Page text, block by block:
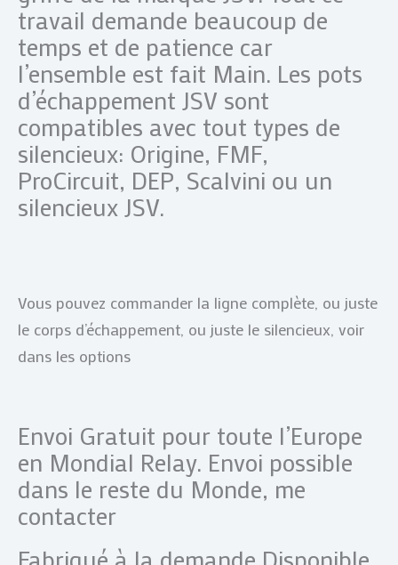
travail demande beaucoup de
temps et de patience car
l’ensemble est fait Main. Les pots
d’échappement JSV sont
compatibles avec tout types de
silencieux: Origine, FMF,
ProCircuit, DEP, Scalvini ou un
silencieux JSV.
Vous pouvez commander la ligne complète, ou juste
le corps d’échappement, ou juste le silencieux, voir
dans les options
Envoi Gratuit pour toute l’Europe
en Mondial Relay. Envoi possible
dans le reste du Monde, me
contacter